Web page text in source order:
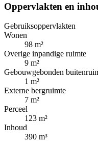
Oppervlakten en
Gebruiksoppervlakten
Wonen
98 m²
Overige inpandige ruimte
9 m²
Gebouwgebonden
1 m²
Externe bergruimte
7 m²
Perceel
123 m²
Inhoud
390 m³